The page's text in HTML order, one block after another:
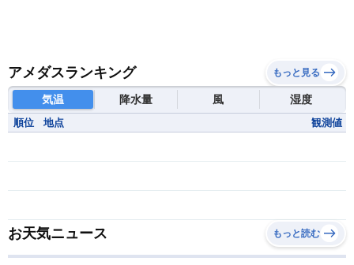
アメダスランキング もっと見る
気温 降水量 風 湿度
順位 地点 観測値
お天気ニュース もっと読む